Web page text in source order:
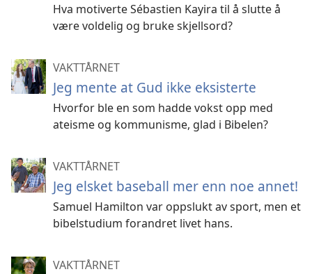
Hva motiverte Sébastien Kayira til å slutte å
være voldelig og bruke skjellsord?
VAKTTÅRNET
Jeg mente at Gud ikke eksisterte
Hvorfor ble en som hadde vokst opp med
ateisme og kommunisme, glad i Bibelen?
VAKTTÅRNET
Jeg elsket baseball mer enn noe annet!
Samuel Hamilton var oppslukt av sport, men et
bibelstudium forandret livet hans.
VAKTTÅRNET